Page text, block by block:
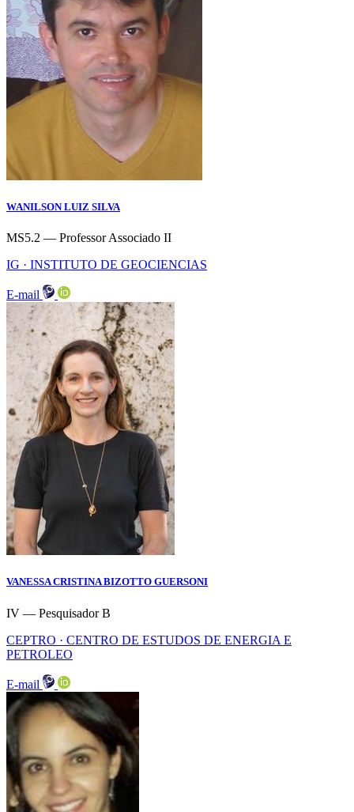
WANILSON LUIZ SILVA
MS5.2 — Professor Associado II
IG · INSTITUTO DE GEOCIENCIAS
E-mail
VANESSA CRISTINA BIZOTTO GUERSONI
IV — Pesquisador B
CEPTRO · CENTRO DE ESTUDOS DE ENERGIA E
PETROLEO
E-mail